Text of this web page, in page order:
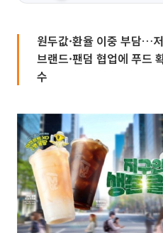
원두값·환율 이중 부담…
브랜드·팬덤 협업에 푸드
수